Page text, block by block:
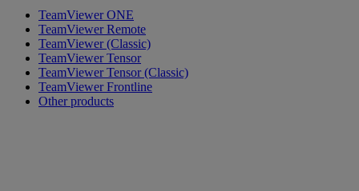
TeamViewer ONE
TeamViewer Remote
TeamViewer (Classic)
TeamViewer Tensor
TeamViewer Tensor (Classic)
TeamViewer Frontline
Other products